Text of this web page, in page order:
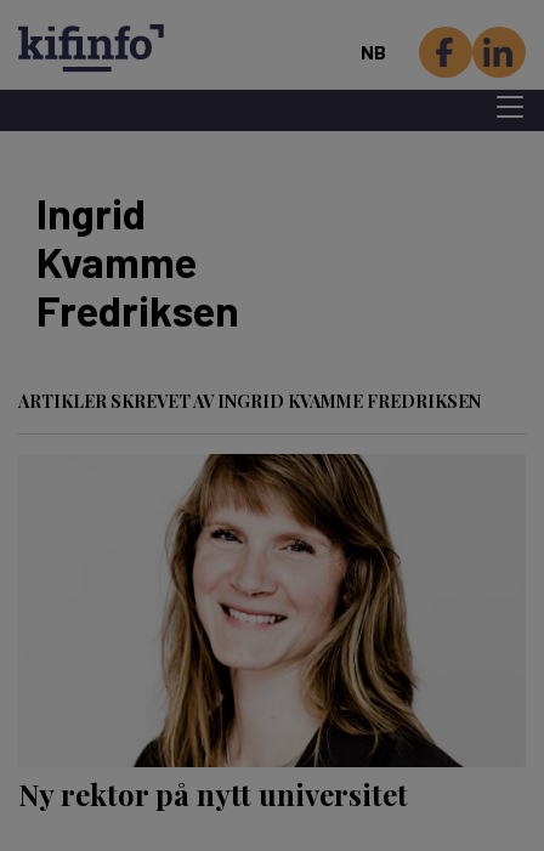
hovedinnhold
NB
Menu
Ingrid
Kvamme
Fredriksen
ARTIKLER SKREVET AV INGRID KVAMME FREDRIKSEN
Ny rektor på nytt universitet